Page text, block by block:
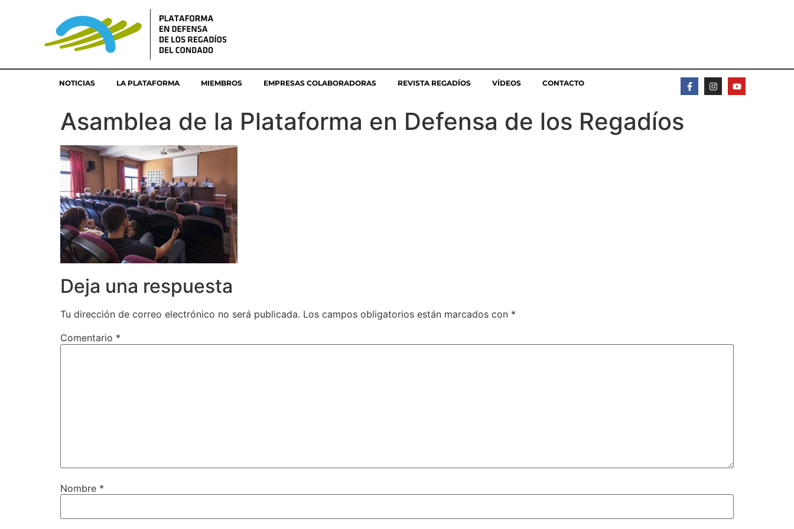
NOTICIAS LA PLATAFORMA MIEMBROS EMPRESAS COLABORADORAS REVISTA REGADÍOS VÍDEOS CONTACTO
Asamblea de la Plataforma en Defensa de los Regadíos
Deja una respuesta
Tu dirección de correo electrónico no será publicada. Los campos obligatorios están marcados con *
Comentario *
Nombre *